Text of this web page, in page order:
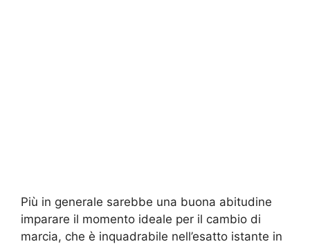
Più in generale sarebbe una buona abitudine
imparare il momento ideale per il cambio di
marcia, che è inquadrabile nell’esatto istante in